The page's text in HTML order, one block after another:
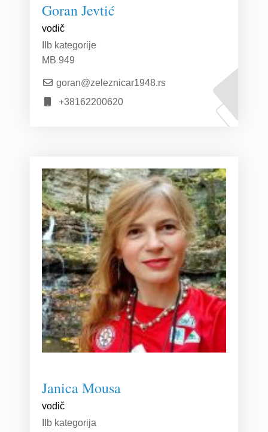
Goran Jevtić
vodič
IIb kategorije
MB 949
goran@zeleznicar1948.rs
+38162200620
Janica Mousa
vodič
IIb kategorija